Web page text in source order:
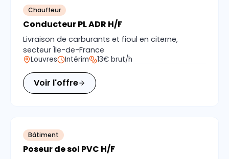
Chauffeur
Conducteur PL ADR H/F
Livraison de carburants et fioul en citerne,
secteur Île-de-France
Louvres Intérim 13€ brut/h
Voir l'offre
Bâtiment
Poseur de sol PVC H/F